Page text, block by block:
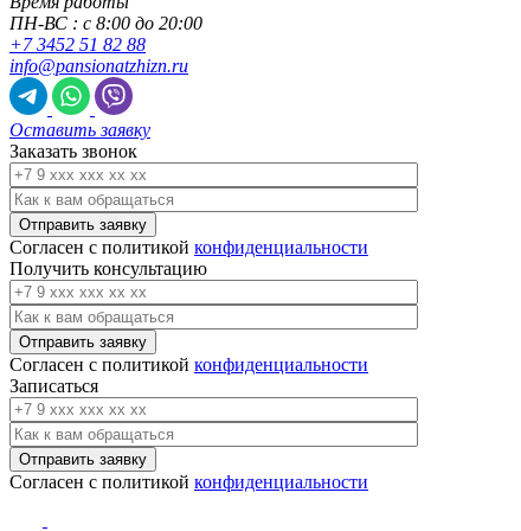
ПН-ВС : с 8:00 до 20:00
+7 3452 51 82 88
info@pansionatzhizn.ru
Оставить заявку
Заказать звонок
Согласен с политикой конфиденциальности
Получить консультацию
Согласен с политикой конфиденциальности
Записаться
Согласен с политикой конфиденциальности